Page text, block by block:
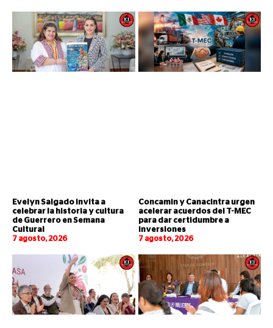
Evelyn Salgado invita a
celebrar la historia y cultura
de Guerrero en Semana
Cultural
7 agosto, 2026
Concamin y Canacintra urgen
acelerar acuerdos del T-MEC
para dar certidumbre a
inversiones
7 agosto, 2026